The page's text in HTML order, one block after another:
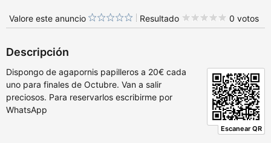
Valore este anuncio Resultado 0 votos
Descripción
Escanear QR
Dispongo de agapornis papilleros a 20€ cada
uno para finales de Octubre. Van a salir
preciosos. Para reservarlos escribirme por
WhatsApp